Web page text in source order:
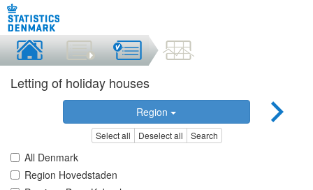
Letting of holiday houses
Region
Select all Deselect all Search
All Denmark
Region Hovedstaden